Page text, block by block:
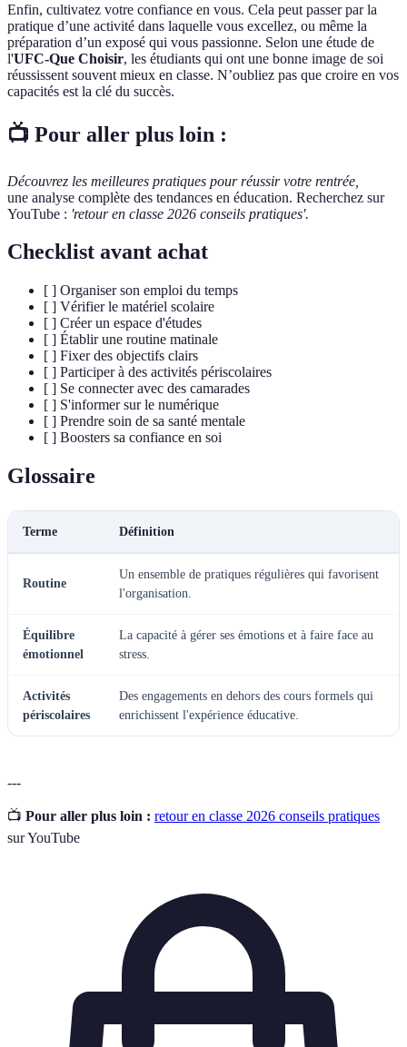
Enfin, cultivatez votre confiance en vous. Cela peut passer par la
pratique d’une activité dans laquelle vous excellez, ou même la
préparation d’un exposé qui vous passionne. Selon une étude de
l'UFC-Que Choisir, les étudiants qui ont une bonne image de soi
réussissent souvent mieux en classe. N’oubliez pas que croire en vos
capacités est la clé du succès.
📺 Pour aller plus loin :
Découvrez les meilleures pratiques pour réussir votre rentrée,
une analyse complète des tendances en éducation. Recherchez sur
YouTube : 'retour en classe 2026 conseils pratiques'.
Checklist avant achat
[ ] Organiser son emploi du temps
[ ] Vérifier le matériel scolaire
[ ] Créer un espace d'études
[ ] Établir une routine matinale
[ ] Fixer des objectifs clairs
[ ] Participer à des activités périscolaires
[ ] Se connecter avec des camarades
[ ] S'informer sur le numérique
[ ] Prendre soin de sa santé mentale
[ ] Boosters sa confiance en soi
Glossaire
Terme Définition
Routine
Un ensemble de pratiques régulières qui favorisent
l'organisation.
Équilibre
émotionnel
La capacité à gérer ses émotions et à faire face au
stress.
Activités
périscolaires
Des engagements en dehors des cours formels qui
enrichissent l'expérience éducative.
---
📺 Pour aller plus loin : retour en classe 2026 conseils pratiques
sur YouTube